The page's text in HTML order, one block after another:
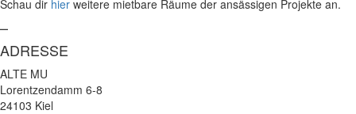
Schau dir hier weitere mietbare Räume der ansässigen Projekte an.
–
ADRESSE
ALTE MU
Lorentzendamm 6-8
24103 Kiel